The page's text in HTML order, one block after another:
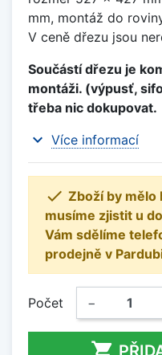
mm, montáž do
V ceně dřezu jsou
Součástí dřezu je
montáži. (výpusť,
třeba nic dokupovat.
expand_more Více informací
 Zboží by mělo
musíme zjistit u
Vám sdělíme
prodejně v
Počet −